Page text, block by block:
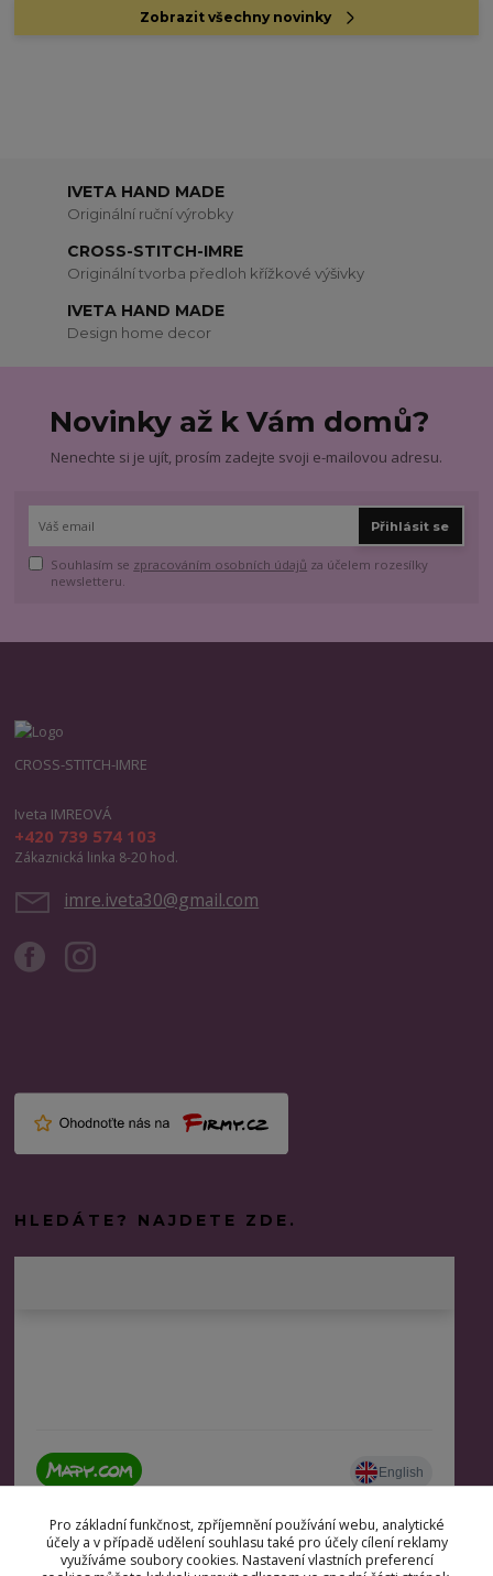
Zobrazit všechny novinky
IVETA HAND MADE
Originální ruční výrobky
CROSS-STITCH-IMRE
Originální tvorba předloh křížkové výšivky
IVETA HAND MADE
Design home decor
Novinky až k Vám domů?
Nenechte si je ujít, prosím zadejte svoji e-mailovou adresu.
Přihlásit se
Souhlasím se zpracováním osobních údajů za účelem rozesílky
newsletteru.
HLEDÁTE? NAJDETE ZDE.
CROSS-STITCH-IMRE
Iveta IMREOVÁ
+420 739 574 103
Zákaznická linka 8-20 hod.
imre.iveta30@gmail.com
Pro základní funkčnost, zpříjemnění používání webu, analytické
účely a v případě udělení souhlasu také pro účely cílení reklamy
využíváme soubory cookies. Nastavení vlastních preferencí